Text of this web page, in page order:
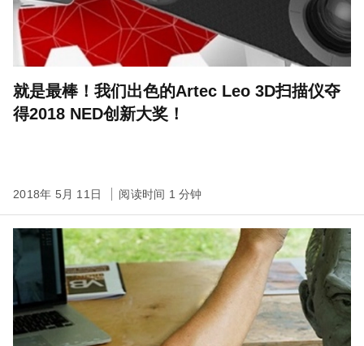
就是最棒！我们出色的Artec Leo 3D扫描仪夺
得2018 NED创新大奖！
2018年 5月 11日 阅读时间 1 分钟